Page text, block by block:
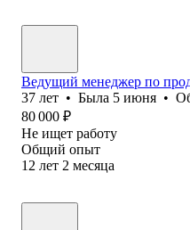
Ведущий менеджер по
37 лет • Была 5 июня •
80 000 ₽
Не ищет работу
Общий опыт
12 лет 2 месяца